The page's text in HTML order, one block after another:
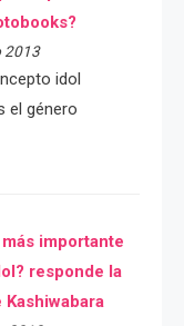
2013
idol
el género
importante
responde la